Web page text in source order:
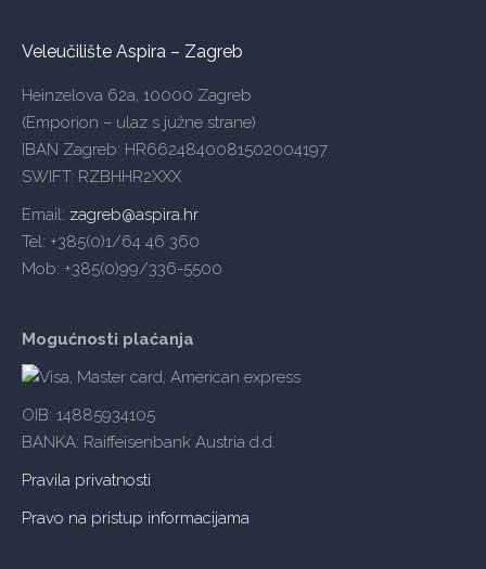
Veleučilište Aspira – Zagreb
Heinzelova 62a, 10000 Zagreb
(Emporion – ulaz s južne strane)
IBAN Zagreb: HR6624840081502004197
SWIFT: RZBHHR2XXX
Email: zagreb@aspira.hr
Tel: +385(0)1/64 46 360
Mob: +385(0)99/336-5500
Mogućnosti plaćanja
OIB: 14885934105
BANKA: Raiffeisenbank Austria d.d.
Pravila privatnosti
Pravo na pristup informacijama